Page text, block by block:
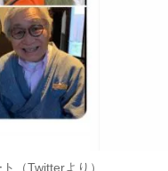
（Twitterより）